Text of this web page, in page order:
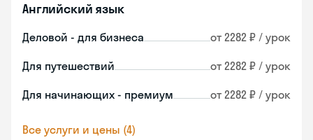
Английский язык
Деловой - для бизнеса от 2282 ₽ / урок
Для путешествий от 2282 ₽ / урок
Для начинающих - премиум от 2282 ₽ / урок
Все услуги и цены (4)